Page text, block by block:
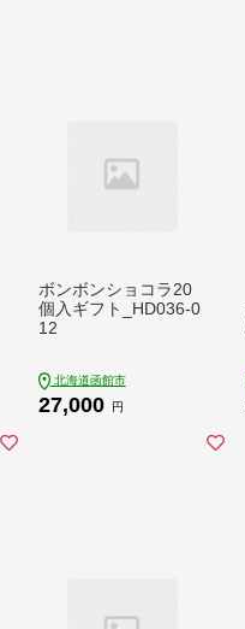
ボンボンショコラ20
個入ギフト_HD036-0
12
北海道函館市
27,000 円